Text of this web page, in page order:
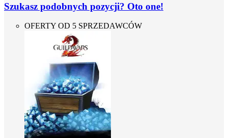
Szukasz podobnych pozycji? Oto one!
OFERTY OD 5 SPRZEDAWCÓW